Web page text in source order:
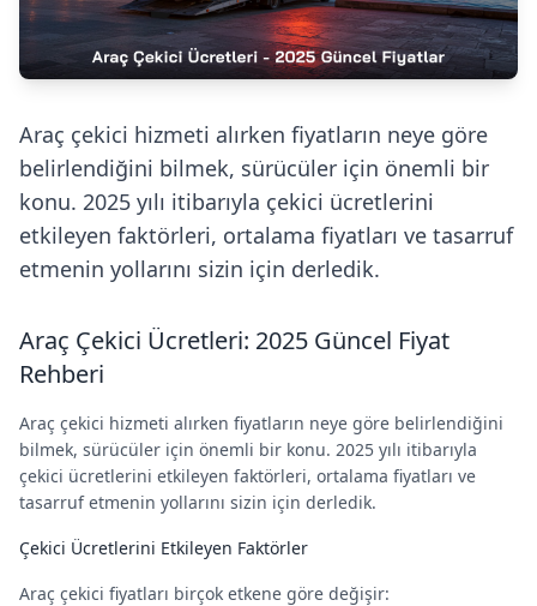
Araç çekici hizmeti alırken fiyatların neye göre
belirlendiğini bilmek, sürücüler için önemli bir
konu. 2025 yılı itibarıyla çekici ücretlerini
etkileyen faktörleri, ortalama fiyatları ve tasarruf
etmenin yollarını sizin için derledik.
Araç Çekici Ücretleri: 2025 Güncel Fiyat
Rehberi
Araç çekici hizmeti alırken fiyatların neye göre belirlendiğini
bilmek, sürücüler için önemli bir konu. 2025 yılı itibarıyla
çekici ücretlerini etkileyen faktörleri, ortalama fiyatları ve
tasarruf etmenin yollarını sizin için derledik.
Çekici Ücretlerini Etkileyen Faktörler
Araç çekici fiyatları birçok etkene göre değişir: